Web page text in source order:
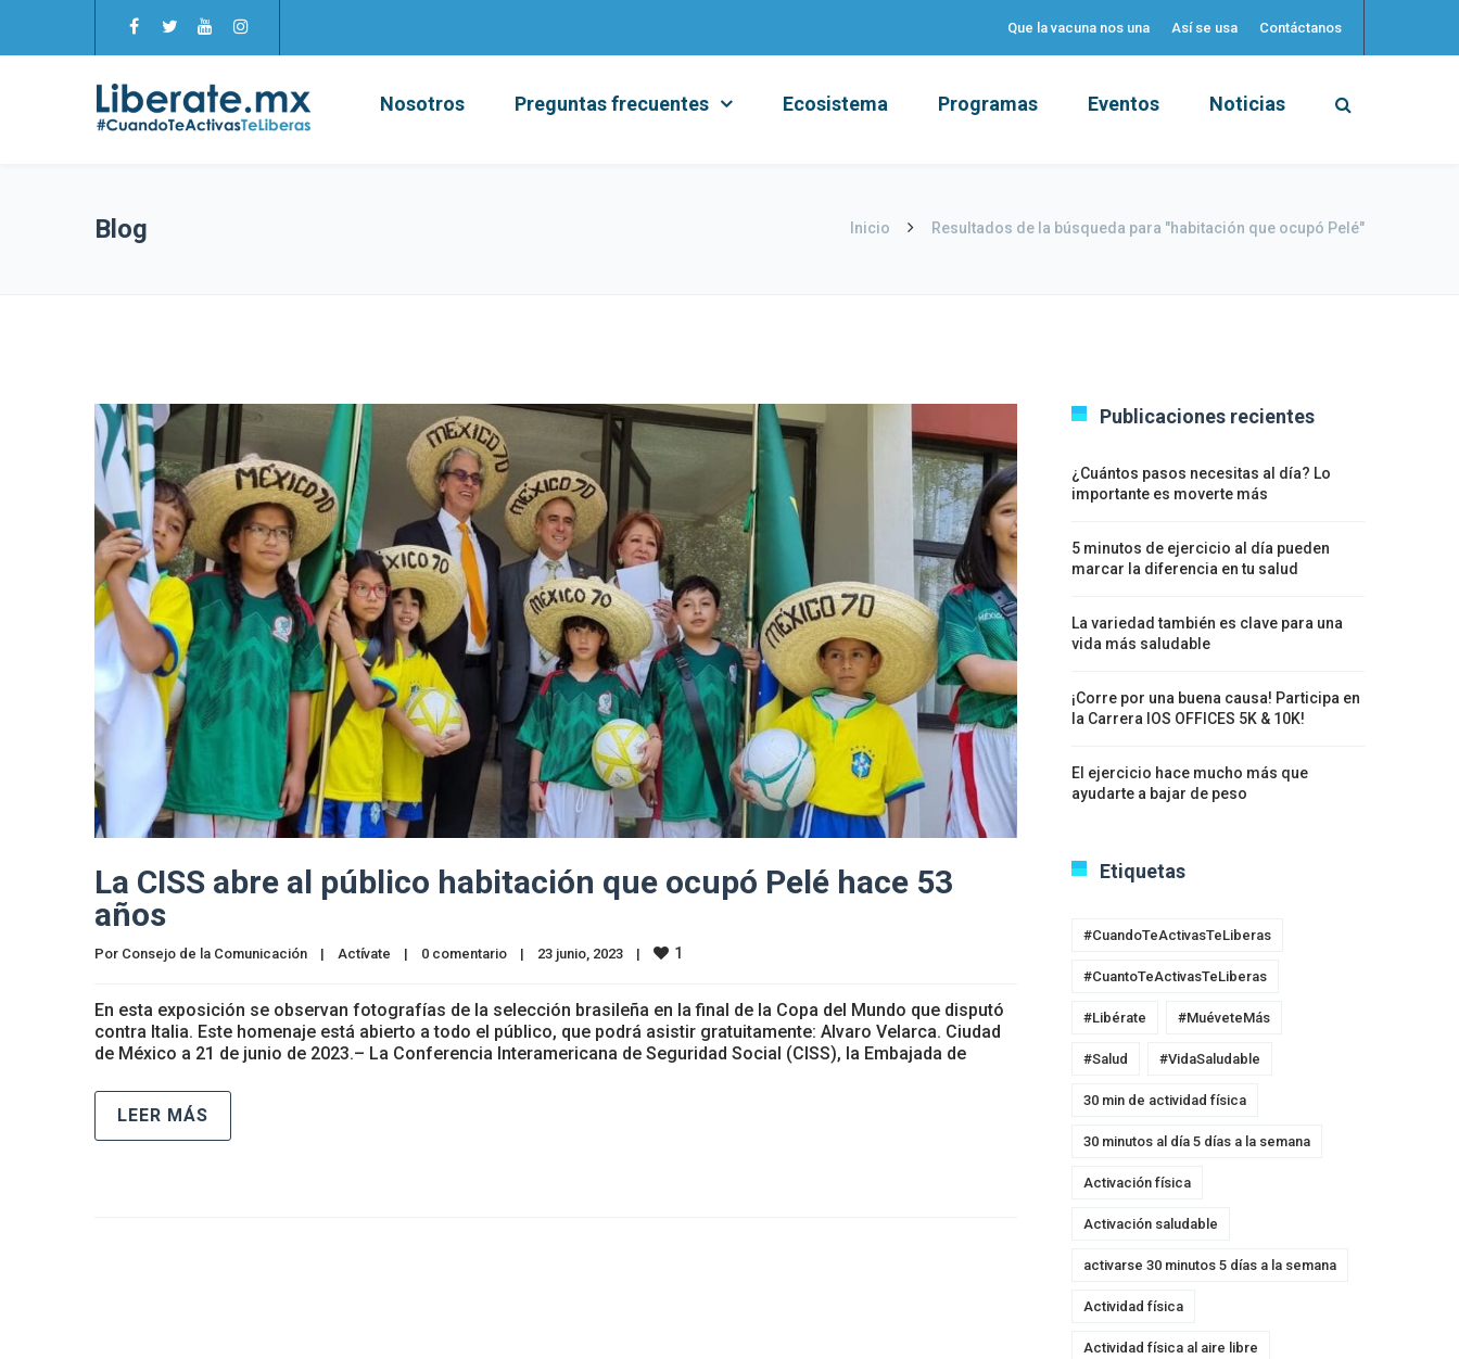
Que la vacuna nos una Así se usa Contáctanos
Nosotros Preguntas frecuentes Ecosistema Programas Eventos Noticias
Blog Inicio Resultados de la búsqueda para "habitación que ocupó Pelé"
La CISS abre al público habitación que ocupó Pelé hace 53
años
Por Consejo de la Comunicación | Actívate | 0 comentario | 23 junio, 2023 | 1
En esta exposición se observan fotografías de la selección brasileña en la final de la Copa del Mundo que disputó
contra Italia. Este homenaje está abierto a todo el público, que podrá asistir gratuitamente: Alvaro Velarca. Ciudad
de México a 21 de junio de 2023.– La Conferencia Interamericana de Seguridad Social (CISS), la Embajada de
LEER MÁS
Publicaciones recientes
¿Cuántos pasos necesitas al día? Lo
importante es moverte más
5 minutos de ejercicio al día pueden
marcar la diferencia en tu salud
La variedad también es clave para una
vida más saludable
¡Corre por una buena causa! Participa en
la Carrera IOS OFFICES 5K & 10K!
El ejercicio hace mucho más que
ayudarte a bajar de peso
Etiquetas
#CuandoTeActivasTeLiberas
#CuantoTeActivasTeLiberas
#Libérate #MuéveteMás
#Salud #VidaSaludable
30 min de actividad física
30 minutos al día 5 días a la semana
Activación física
Activación saludable
activarse 30 minutos 5 días a la semana
Actividad física
Actividad física al aire libre